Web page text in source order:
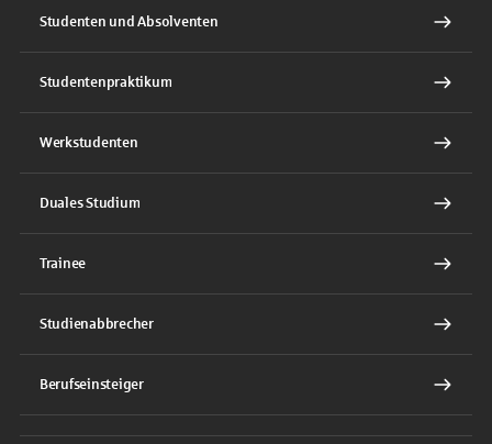
Studenten und Absolventen
Studentenpraktikum
Werkstudenten
Duales Studium
Trainee
Studienabbrecher
Berufseinsteiger